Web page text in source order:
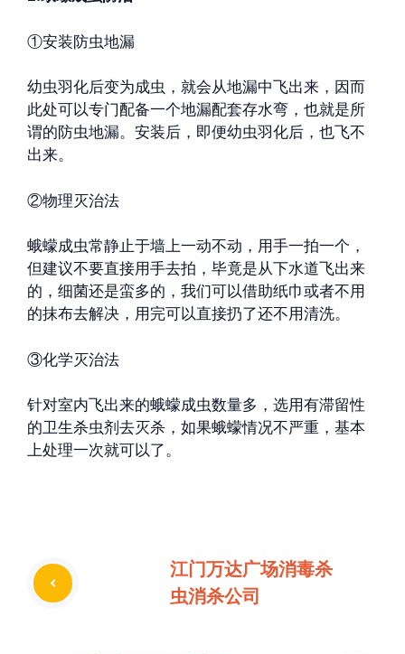
①安装防虫地漏
幼虫羽化后变为成虫，就会从地漏中飞出来，因而
此处可以专门配备一个地漏配套存水弯，也就是所
谓的防虫地漏。安装后，即便幼虫羽化后，也飞不
出来。
②物理灭治法
蛾蠓成虫常静止于墙上一动不动，用手一拍一个，
但建议不要直接用手去拍，毕竟是从下水道飞出来
的，细菌还是蛮多的，我们可以借助纸巾或者不用
的抹布去解决，用完可以直接扔了还不用清洗。
③化学灭治法
针对室内飞出来的蛾蠓成虫数量多，选用有滞留性
的卫生杀虫剂去灭杀，如果蛾蠓情况不严重，基本
上处理一次就可以了。
江门万达广场消毒杀
虫消杀公司